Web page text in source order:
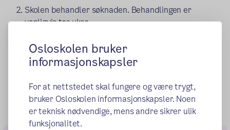
Osloskolen bruker
informasjonskapsler
For at nettstedet skal fungere og være trygt,
bruker Osloskolen informasjonskapsler. Noen
er teknisk nødvendige, mens andre sikrer ulik
funksjonalitet.
Skolen behandler søknaden. Behandlingen er
vanligvis tre uker
Ta kontakt med skolen dersom du lurer på noe.